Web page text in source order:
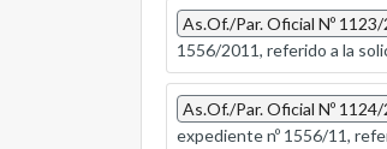
As.Of./Par. Oficial Nº
1556/2011, referido a la
As.Of./Par. Oficial Nº
expediente nº 1556/11,